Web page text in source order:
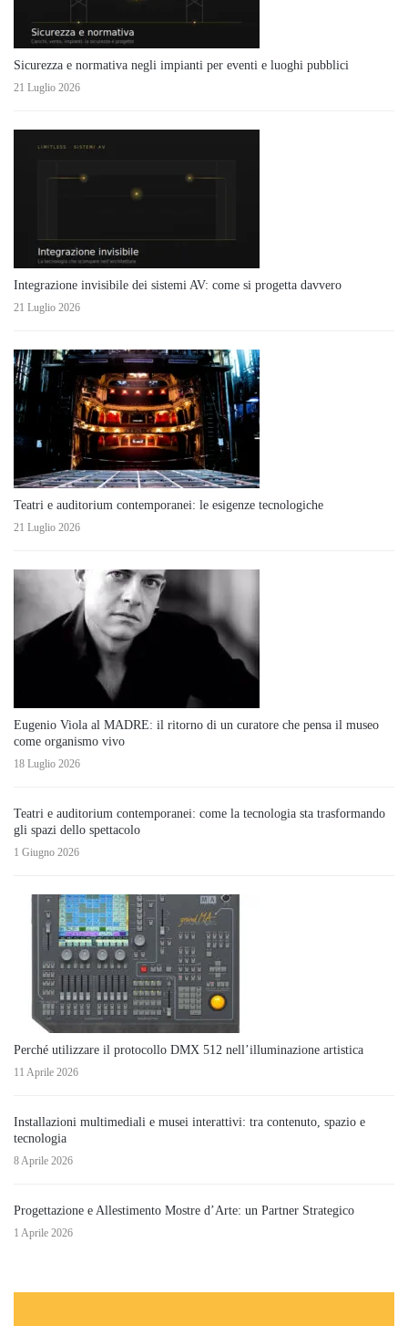
Sicurezza e normativa negli impianti per eventi e luoghi pubblici
21 Luglio 2026
Integrazione invisibile dei sistemi AV: come si progetta davvero
21 Luglio 2026
Teatri e auditorium contemporanei: le esigenze tecnologiche
21 Luglio 2026
Eugenio Viola al MADRE: il ritorno di un curatore che pensa il museo
come organismo vivo
18 Luglio 2026
Teatri e auditorium contemporanei: come la tecnologia sta trasformando
gli spazi dello spettacolo
1 Giugno 2026
Perché utilizzare il protocollo DMX 512 nell’illuminazione artistica
11 Aprile 2026
Installazioni multimediali e musei interattivi: tra contenuto, spazio e
tecnologia
8 Aprile 2026
Progettazione e Allestimento Mostre d’Arte: un Partner Strategico
1 Aprile 2026